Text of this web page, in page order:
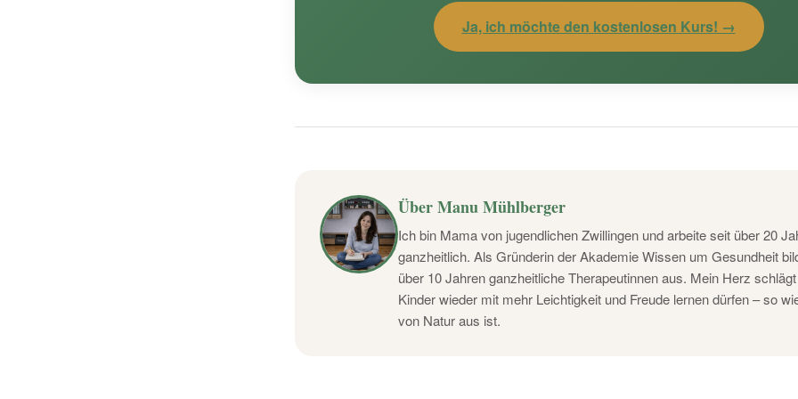
Ja, ich möchte den kostenlosen Kurs! →
Über Manu Mühlberger
Ich bin Mama von jugendlichen Zwillingen und arbeite seit über 20
ganzheitlich. Als Gründerin der Akademie Wissen um Gesundheit
über 10 Jahren ganzheitliche Therapeutinnen aus. Mein Herz
Kinder wieder mit mehr Leichtigkeit und Freude lernen dürfen – so
von Natur aus ist.